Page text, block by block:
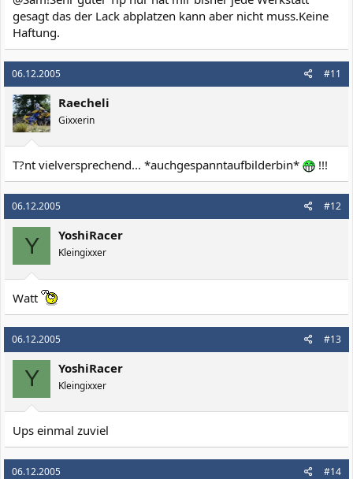
gesagt das der Lack abplatzen kann aber nicht muss.Keine
Haftung.
06.12.2005 #11
Raecheli
Gixxerin
T?nt vielversprechend... *auchgespanntaufbilderbin* !!!
06.12.2005 #12
Y YoshiRacer
Kleingixxer
Watt
06.12.2005 #13
Y YoshiRacer
Kleingixxer
Ups einmal zuviel
06.12.2005 #14